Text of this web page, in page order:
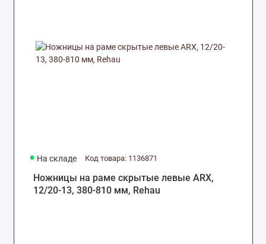
На складе Код товара: 1136871
Ножницы на раме скрытые левые ARX,
12/20-13, 380-810 мм, Rehau